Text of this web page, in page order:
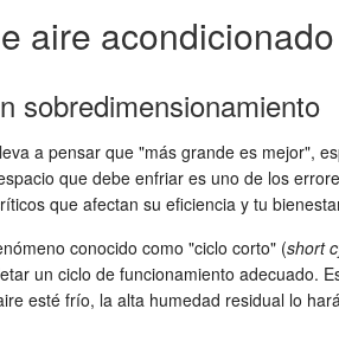
aire
sobredimensionamiento
a pensar que "más grande es mejor",
que debe enfriar es uno de los
que afectan su eficiencia y tu
conocido como "ciclo corto" (short
un ciclo de funcionamiento adecuado.
esté frío, la alta humedad residual lo